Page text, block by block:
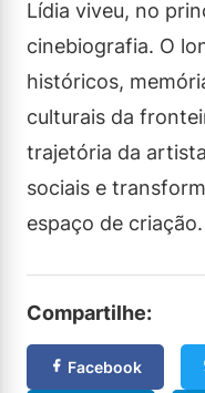
Lídia viveu, no
cinebiografia. O
históricos,
culturais da
trajetória da
sociais e
espaço de criação.
Compartilhe:
Facebook